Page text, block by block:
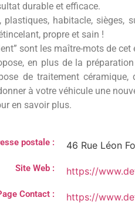
durable et efficace.
plastiques, habitacle,
propre et sain !
sont les maître-mots de
en plus de la
de traitement
à votre véhicule une
en savoir plus.
postale : 46 Rue Léon
Site Web : https://
Contact : https://